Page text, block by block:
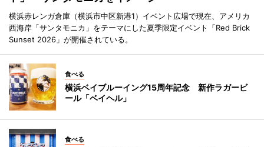
横浜赤レンガ倉庫（横浜市中区新港1）イベント広場で現在、アメリカ
西海岸「サンタモニカ」をテーマにした夏季限定イベント「Red Brick
Sunset 2026」が開催されている。
食べる
横浜ベイブルーイング15周年記念 新作ラガービ
ール「ベイヘル」
食べる